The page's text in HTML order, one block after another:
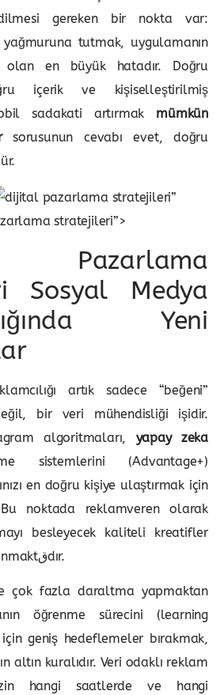
gereken bir nokta var:
yağmuruna tutmak, uygulamanın
olan en büyük hatadır. Doğru
içerik ve kişiselleştirilmiş
sadakati artırmak mümkün
sorusunun cevabı evet, doğru
”
stratejileri”>
Sosyal Medya
Yeni
artık sadece “beğeni”
bir veri mühendisliği işidir.
algoritmaları, yapay zeka
sistemlerini (Advantage+)
en doğru kişiye ulaştırmak için
noktada reklamveren olarak
besleyecek kaliteli kreatifler
(görsel ve metin) sunmaktقdır.
çok fazla daraltma yapmaktan
öğrenme sürecini (learning
geniş hedeflemeler bırakmak,
altın kuralıdır. Veri odaklı reklam
hangi saatlerde ve hangi